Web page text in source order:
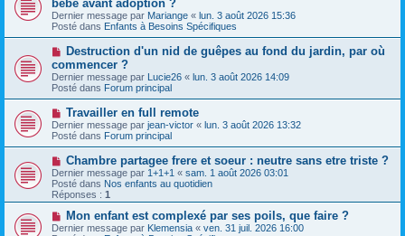
e
e
s
a
g
e
u
v
e
a
m
e
s
a
e
bébé avant adoption ?
Dernier message par Mariange « lun. 3 août 2026 15:36
Posté dans Enfants à Besoins Spécifiques
N
u
v
e
a
m
e
s
s
g
e
Destruction d'un nid de guêpes au fond du jardin, par où
commencer ?
Dernier message par Lucie26 « lun. 3 août 2026 14:09
Posté dans Forum principal
N
o
u
v
a
u
m
e
s
a
Travailler en full remote
Dernier message par jean-victor « lun. 3 août 2026 13:32
Posté dans Forum principal
N
o
u
v
e
a
u
m
Chambre partagee frere et soeur : neutre sans etre triste ?
Dernier message par 1+1+1 « sam. 1 août 2026 03:01
Posté dans Nos enfants au quotidien
Réponses : 1
N
o
Mon enfant est complexé par ses poils, que faire ?
Dernier message par Klemensia « ven. 31 juil. 2026 16:00